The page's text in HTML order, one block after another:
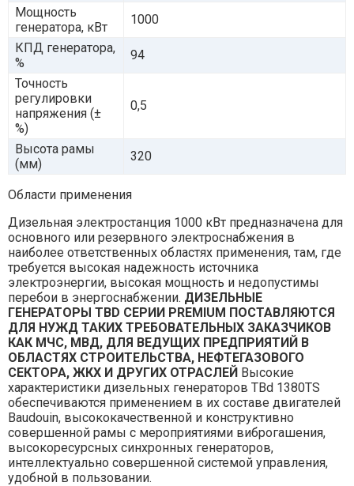
Мощность
генератора, кВт
1000
КПД генератора,
%
94
Точность
регулировки
напряжения (±
%)
0,5
Высота рамы
(мм)
320
Области применения
Дизельная электростанция 1000 кВт предназначена для
основного или резервного электроснабжения в
наиболее ответственных областях применения, там, где
требуется высокая надежность источника
электроэнергии, высокая мощность и недопустимы
перебои в энергоснабжении. ДИЗЕЛЬНЫЕ
ГЕНЕРАТОРЫ TBD СЕРИИ PREMIUM ПОСТАВЛЯЮТСЯ
ДЛЯ НУЖД ТАКИХ ТРЕБОВАТЕЛЬНЫХ ЗАКАЗЧИКОВ
КАК МЧС, МВД, ДЛЯ ВЕДУЩИХ ПРЕДПРИЯТИЙ В
ОБЛАСТЯХ СТРОИТЕЛЬСТВА, НЕФТЕГАЗОВОГО
СЕКТОРА, ЖКХ И ДРУГИХ ОТРАСЛЕЙ Высокие
характеристики дизельных генераторов TBd 1380TS
обеспечиваются применением в их составе двигателей
Baudouin, высококачественной и конструктивно
совершенной рамы с мероприятиями виброгашения,
высокоресурсных синхронных генераторов,
интеллектуально совершенной системой управления,
удобной в пользовании.